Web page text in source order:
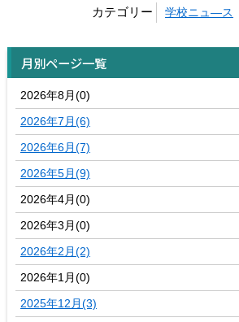
カテゴリー 学校ニュ―ス
月別ページ一覧
2026年8月(0)
2026年7月(6)
2026年6月(7)
2026年5月(9)
2026年4月(0)
2026年3月(0)
2026年2月(2)
2026年1月(0)
2025年12月(3)